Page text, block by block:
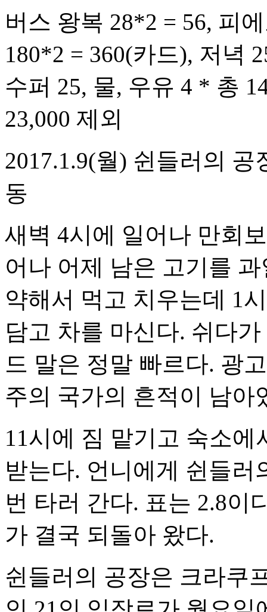
버스 왕복 28*2 = 56, 피
180*2 = 360(카드), 저녁
수퍼 25, 물, 우유 4 * 총
23,000 제외
2017.1.9(월) 쉰들러의
동
새벽 4시에 일어나 만회
어나 어제 남은 고기를
약해서 먹고 치우는데 1
담고 차를 마신다. 쉬다
드 말은 정말 빠르다. 광
주의 국가의 흔적이 남아
11시에 짐 맡기고 숙소
받는다. 언니에게 쉰들러
번 타러 간다. 표는 2.8이
가 결국 되돌아 왔다.
쉰들러의 공장은 크라쿠